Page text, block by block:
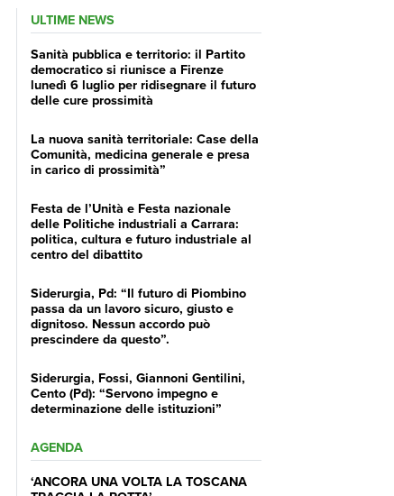
ULTIME NEWS
Sanità pubblica e territorio: il Partito
democratico si riunisce a Firenze
lunedì 6 luglio per ridisegnare il futuro
delle cure prossimità
La nuova sanità territoriale: Case della
Comunità, medicina generale e presa
in carico di prossimità”
Festa de l’Unità e Festa nazionale
delle Politiche industriali a Carrara:
politica, cultura e futuro industriale al
centro del dibattito
Siderurgia, Pd: “Il futuro di Piombino
passa da un lavoro sicuro, giusto e
dignitoso. Nessun accordo può
prescindere da questo”.
Siderurgia, Fossi, Giannoni Gentilini,
Cento (Pd): “Servono impegno e
determinazione delle istituzioni”
AGENDA
‘ANCORA UNA VOLTA LA TOSCANA